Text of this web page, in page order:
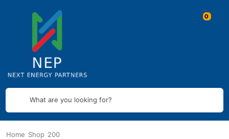
What are you looking for?
Home Shop 200